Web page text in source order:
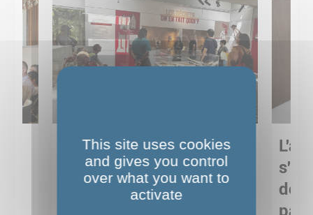
Sortie pédagogique au
Musée de Préhistoire de
Nemours : apprendre
de
This site uses cookies
and gives you control
over what you want to
activate